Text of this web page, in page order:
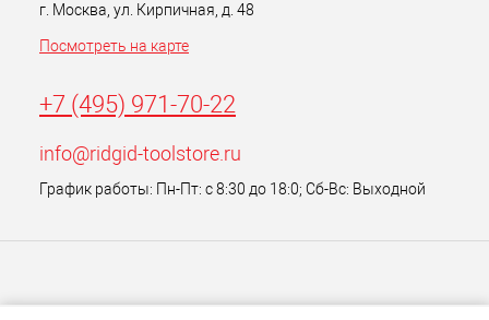
г. Москва, ул. Кирпичная, д. 48
Посмотреть на карте
+7 (495) 971-70-22
info@ridgid-toolstore.ru
График работы: Пн-Пт: с 8:30 до 18:0; Сб-Вс: Выходной